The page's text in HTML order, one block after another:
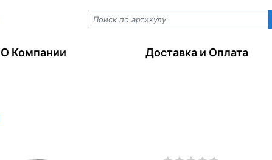
О Компании Доставка и Оплата